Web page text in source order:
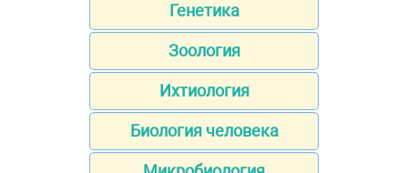
Генетика
Зоология
Ихтиология
Биология человека